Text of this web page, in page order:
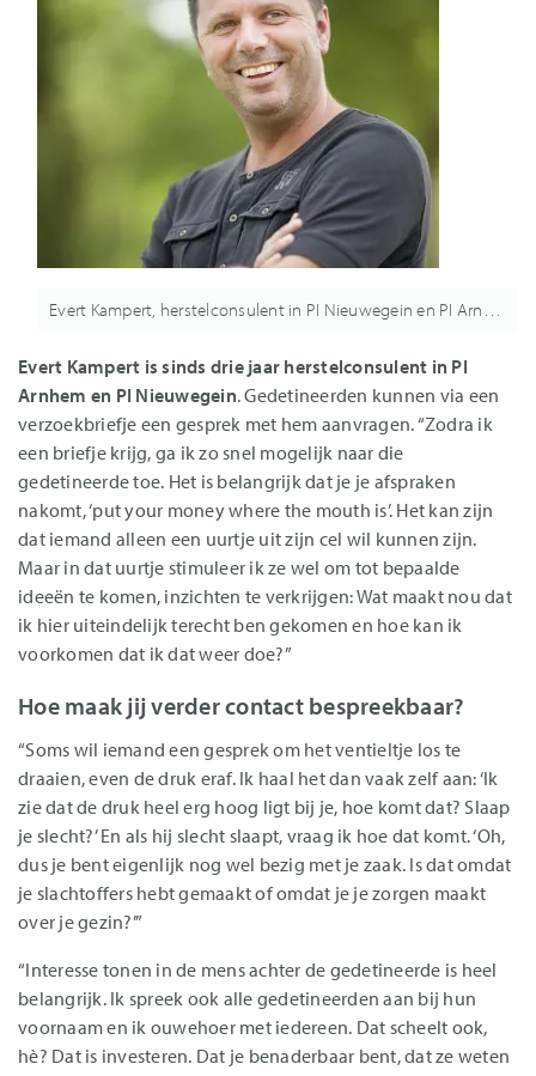
Evert Kampert is sinds drie jaar herstelconsulent in PI
Arnhem en PI Nieuwegein. Gedetineerden kunnen via een
verzoekbriefje een gesprek met hem aanvragen. “Zodra ik
een briefje krijg, ga ik zo snel mogelijk naar die
gedetineerde toe. Het is belangrijk dat je je afspraken
nakomt, ‘put your money where the mouth is’. Het kan zijn
dat iemand alleen een uurtje uit zijn cel wil kunnen zijn.
Maar in dat uurtje stimuleer ik ze wel om tot bepaalde
ideeën te komen, inzichten te verkrijgen: Wat maakt nou dat
ik hier uiteindelijk terecht ben gekomen en hoe kan ik
voorkomen dat ik dat weer doe?”
Hoe maak jij verder contact bespreekbaar?
“Soms wil iemand een gesprek om het ventieltje los te
draaien, even de druk eraf. Ik haal het dan vaak zelf aan: ‘Ik
zie dat de druk heel erg hoog ligt bij je, hoe komt dat? Slaap
je slecht?’ En als hij slecht slaapt, vraag ik hoe dat komt. ‘Oh,
dus je bent eigenlijk nog wel bezig met je zaak. Is dat omdat
je slachtoffers hebt gemaakt of omdat je je zorgen maakt
over je gezin?’”
“Interesse tonen in de mens achter de gedetineerde is heel
belangrijk. Ik spreek ook alle gedetineerden aan bij hun
voornaam en ik ouwehoer met iedereen. Dat scheelt ook,
hè? Dat is investeren. Dat je benaderbaar bent, dat ze weten